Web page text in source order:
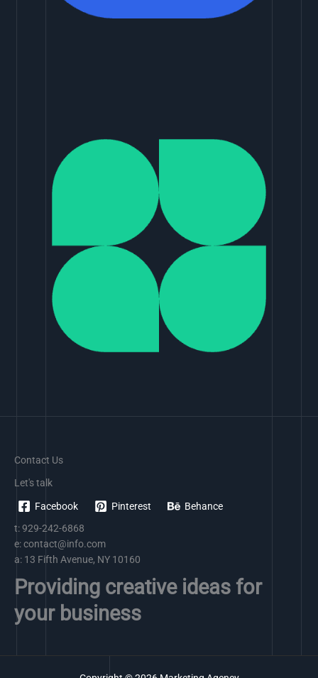
Contact Us
Let's talk
Facebook Pinterest
Behance
t: 929-242-6868
e:contact@info.com
a: 13 Fifth Avenue, NY 10160
Providing creative ideas for
your business